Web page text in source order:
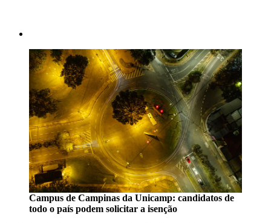
Campus de Campinas da Unicamp: candidatos de
todo o país podem solicitar a isenção